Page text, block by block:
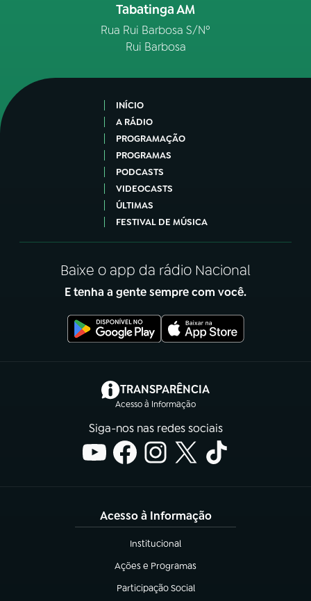
Tabatinga AM
Rua Rui Barbosa S/Nº
Rui Barbosa
INÍCIO
A RÁDIO
PROGRAMAÇÃO
PROGRAMAS
PODCASTS
VIDEOCASTS
ÚLTIMAS
FESTIVAL DE MÚSICA
Baixe o app da rádio Nacional
E tenha a gente sempre com você.
TRANSPARÊNCIA
Acesso à Informação
(abre em nova aba)
Siga-nos nas redes sociais
Acesso à Informação
Institucional
(abre em nova aba)
Ações e Programas
(abre em nova aba)
Participação Social
(abre em nova aba)